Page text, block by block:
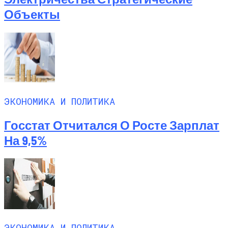
Парковки
Объекты
ЭКОНОМИКА И ПОЛИТИКА
Госстат Отчитался О Росте Зарплат
На 9,5%